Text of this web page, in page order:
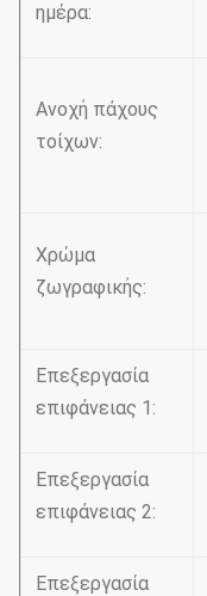
ημέρα:
Ανοχή πάχους
τοίχων:
Χρώμα
ζωγραφικής:
Επεξεργασία
επιφάνειας 1:
Επεξεργασία
επιφάνειας 2:
Επεξεργασία